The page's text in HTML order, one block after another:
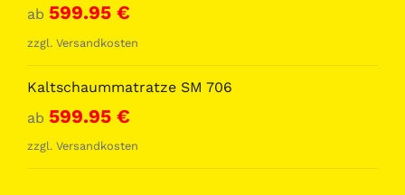
ab 599.95 €
zzgl. Versandkosten
Kaltschaummatratze SM 706
ab 599.95 €
zzgl. Versandkosten